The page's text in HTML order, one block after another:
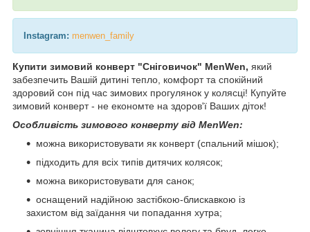
Instagram: menwen_family
Купити зимовий конверт "Сніговичок" MenWen, який
забезпечить Вашій дитині тепло, комфорт та спокійний
здоровий сон під час зимових прогулянок у колясці! Купуйте
зимовий конверт - не економте на здоров'ї Ваших діток!
Особливість зимового конверту від MenWen:
можна використовувати як конверт (спальний мішок);
підходить для всіх типів дитячих колясок;
можна використовувати для санок;
оснащений надійною застібкою-блискавкою із
захистом від заїдання чи попадання хутра;